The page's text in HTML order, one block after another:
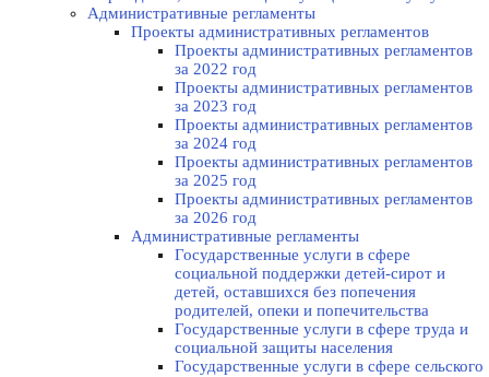
Административные регламенты
Проекты административных регламентов
Проекты административных регламентов
за 2022 год
Проекты административных регламентов
за 2023 год
Проекты административных регламентов
за 2024 год
Проекты административных регламентов
за 2025 год
Проекты административных регламентов
за 2026 год
Административные регламенты
Государственные услуги в сфере
социальной поддержки детей-сирот и
детей, оставшихся без попечения
родителей, опеки и попечительства
Государственные услуги в сфере труда и
социальной защиты населения
Государственные услуги в сфере сельского